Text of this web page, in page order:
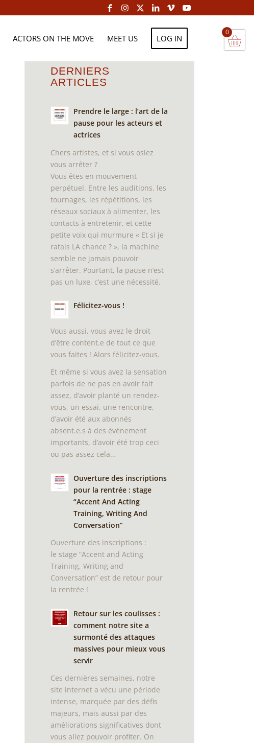
ACTORS ON THE MOVE MEET US LOG IN
DERNIERS
ARTICLES
Prendre le large : l’art de la
pause pour les acteurs et
actrices
Chers artistes, et si vous osiez
vous arrêter ?
Vous êtes en mouvement
perpétuel. Entre les auditions, les
tournages, les répétitions, les
réseaux sociaux à alimenter, les
contacts à entretenir, et cette
petite voix qui murmure « Et si je
ratais LA chance ? », la machine
semble ne jamais pouvoir
s’arrêter. Pourtant, la pause n’est
pas un luxe, c’est une nécessité.
Félicitez-vous !
Vous aussi, vous avez le droit
d’être content.e de tout ce que
vous faites ! Alors félicitez-vous.
Et même si vous avez la sensation
parfois de ne pas en avoir fait
assez, d’avoir planté un rendez-
vous, un essai, une rencontre,
d’avoir été aux abonnés
absent.e.s à des événement
importants, d’avoir été trop ceci
ou pas assez cela…
Ouverture des inscriptions
pour la rentrée : stage
“Accent And Acting
Training, Writing And
Conversation”
Ouverture des inscriptions :
le stage “Accent and Acting
Training, Writing and
Conversation” est de retour pour
la rentrée !
Retour sur les coulisses :
comment notre site a
surmonté des attaques
massives pour mieux vous
servir
Ces dernières semaines, notre
site internet a vécu une période
intense, marquée par des défis
majeurs, mais aussi par des
améliorations significatives dont
vous allez pouvoir profiter. On
0